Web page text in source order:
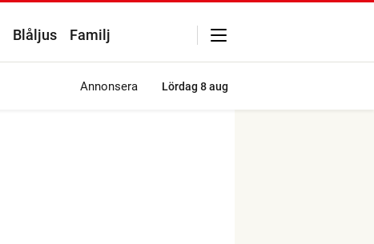
Blåljus Familj
Annonsera Lördag 8 aug